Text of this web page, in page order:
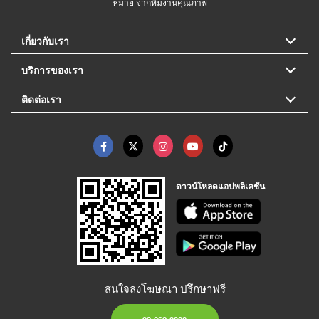
เกี่ยวกับเรา
บริการของเรา
ติดต่อเรา
ดาวน์โหลดแอปพลิเคชัน
สนใจลงโฆษณา ปรึกษาฟรี